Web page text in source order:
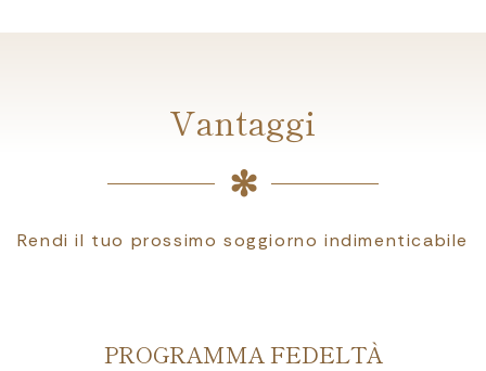
Vantaggi
Rendi il tuo prossimo soggiorno indimenticabile
PROGRAMMA FEDELTÀ